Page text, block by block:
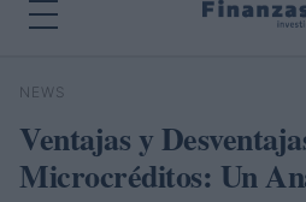
Buscar
NEWS
Ventajas y
Microcréditos: Un